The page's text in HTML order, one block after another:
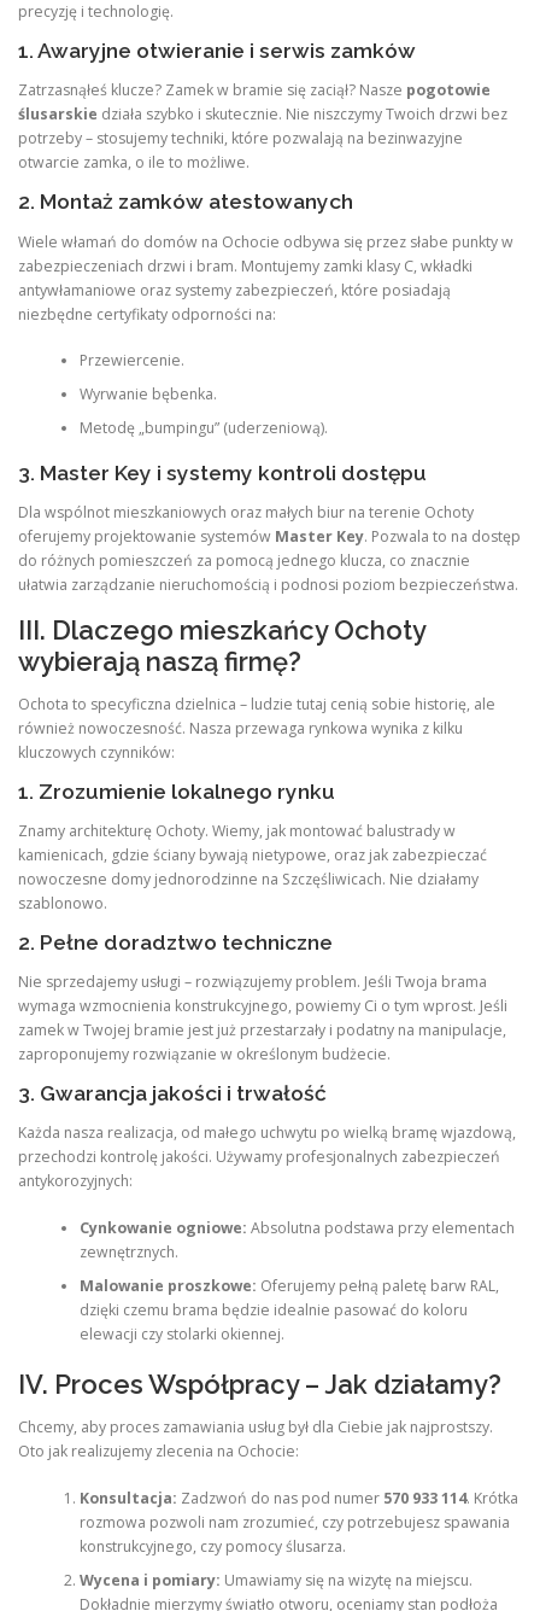
precyzję i technologię.
1. Awaryjne otwieranie i serwis zamków
Zatrzasnąłeś klucze? Zamek w bramie się zaciął? Nasze pogotowie
ślusarskie działa szybko i skutecznie. Nie niszczymy Twoich drzwi bez
potrzeby – stosujemy techniki, które pozwalają na bezinwazyjne
otwarcie zamka, o ile to możliwe.
2. Montaż zamków atestowanych
Wiele włamań do domów na Ochocie odbywa się przez słabe punkty w
zabezpieczeniach drzwi i bram. Montujemy zamki klasy C, wkładki
antywłamaniowe oraz systemy zabezpieczeń, które posiadają
niezbędne certyfikaty odporności na:
Przewiercenie.
Wyrwanie bębenka.
Metodę „bumpingu” (uderzeniową).
3. Master Key i systemy kontroli dostępu
Dla wspólnot mieszkaniowych oraz małych biur na terenie Ochoty
oferujemy projektowanie systemów Master Key. Pozwala to na dostęp
do różnych pomieszczeń za pomocą jednego klucza, co znacznie
ułatwia zarządzanie nieruchomością i podnosi poziom bezpieczeństwa.
III. Dlaczego mieszkańcy Ochoty
wybierają naszą firmę?
Ochota to specyficzna dzielnica – ludzie tutaj cenią sobie historię, ale
również nowoczesność. Nasza przewaga rynkowa wynika z kilku
kluczowych czynników:
1. Zrozumienie lokalnego rynku
Znamy architekturę Ochoty. Wiemy, jak montować balustrady w
kamienicach, gdzie ściany bywają nietypowe, oraz jak zabezpieczać
nowoczesne domy jednorodzinne na Szczęśliwicach. Nie działamy
szablonowo.
2. Pełne doradztwo techniczne
Nie sprzedajemy usługi – rozwiązujemy problem. Jeśli Twoja brama
wymaga wzmocnienia konstrukcyjnego, powiemy Ci o tym wprost. Jeśli
zamek w Twojej bramie jest już przestarzały i podatny na manipulacje,
zaproponujemy rozwiązanie w określonym budżecie.
3. Gwarancja jakości i trwałość
Każda nasza realizacja, od małego uchwytu po wielką bramę wjazdową,
przechodzi kontrolę jakości. Używamy profesjonalnych zabezpieczeń
antykorozyjnych:
Cynkowanie ogniowe: Absolutna podstawa przy elementach
zewnętrznych.
Malowanie proszkowe: Oferujemy pełną paletę barw RAL,
dzięki czemu brama będzie idealnie pasować do koloru
elewacji czy stolarki okiennej.
IV. Proces Współpracy – Jak działamy?
Chcemy, aby proces zamawiania usług był dla Ciebie jak najprostszy.
Oto jak realizujemy zlecenia na Ochocie:
Konsultacja: Zadzwoń do nas pod numer 570 933 114. Krótka
rozmowa pozwoli nam zrozumieć, czy potrzebujesz spawania
konstrukcyjnego, czy pomocy ślusarza.
Wycena i pomiary: Umawiamy się na wizytę na miejscu.
Dokładnie mierzymy światło otworu, oceniamy stan podłoża